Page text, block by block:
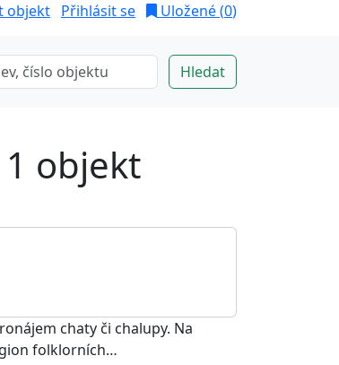
objekt Přihlásit se Uložené (0)
objekt
chaty či chalupy. Na
folklorních…